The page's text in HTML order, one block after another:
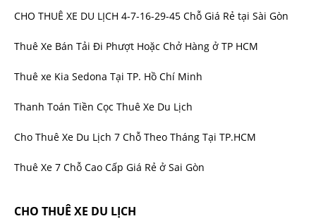
CHO THUÊ XE DU LỊCH 4-7-16-29-45 Chỗ Giá Rẻ tại Sài Gòn
Thuê Xe Bán Tải Đi Phượt Hoặc Chở Hàng ở TP HCM
Thuê xe Kia Sedona Tại TP. Hồ Chí Minh
Thanh Toán Tiền Cọc Thuê Xe Du Lịch
Cho Thuê Xe Du Lịch 7 Chỗ Theo Tháng Tại TP.HCM
Thuê Xe 7 Chỗ Cao Cấp Giá Rẻ ở Sai Gòn
CHO THUÊ XE DU LỊCH